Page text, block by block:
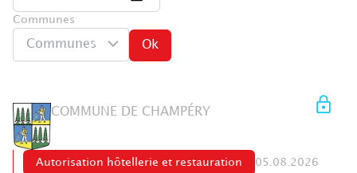
Communes
Communes Ok
COMMUNE DE CHAMPÉRY
Autorisation hôtellerie et restauration 05.08.2026